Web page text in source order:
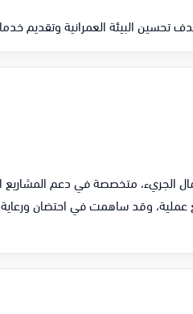
تحسين البيئة العمرانية وتقديم
عملية، وقد ساهمت في احتضان